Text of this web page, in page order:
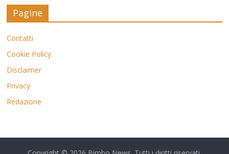
Pagine
Contatti
Cookie Policy
Disclaimer
Privacy
Redazione